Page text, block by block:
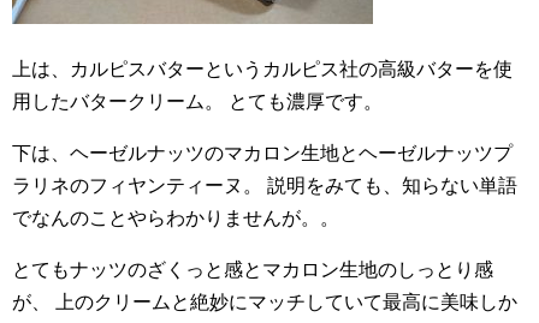
上は、カルピスバターというカルピス社の高級バターを使
用したバタークリーム。
とても濃厚です。
下は、ヘーゼルナッツのマカロン生地とヘーゼルナッツプ
ラリネのフィヤンティーヌ。
説明をみても、知らない単語
でなんのことやらわかりませんが。。
とてもナッツのざくっと感とマカロン生地のしっとり感
が、
上のクリームと絶妙にマッチしていて最高に美味しか